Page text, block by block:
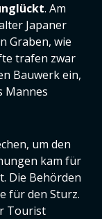
. Am
Japaner
Graben, wie
trafen zwar
Bauwerk ein,
Mannes
um den
kam für
Die Behörden
für den Sturz.
Tourist